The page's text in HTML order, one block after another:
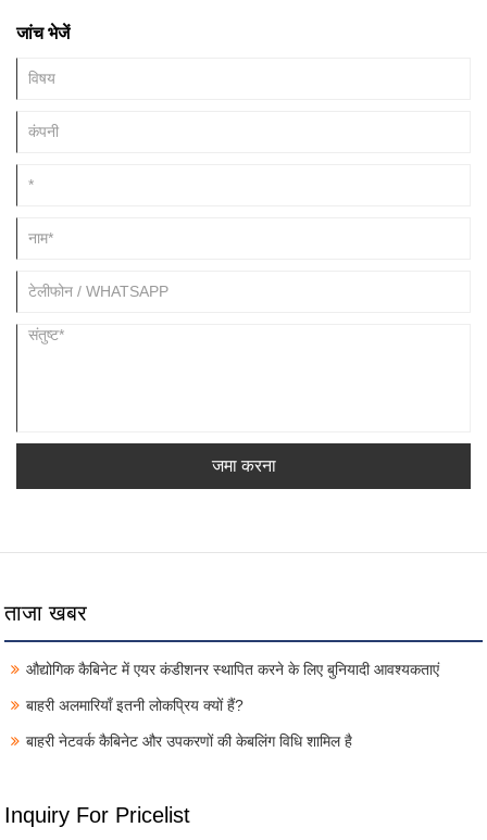
जांच भेजें
जमा करना
ताजा खबर
औद्योगिक कैबिनेट में एयर कंडीशनर स्थापित करने के लिए बुनियादी आवश्यकताएं
बाहरी अलमारियाँ इतनी लोकप्रिय क्यों हैं?
बाहरी नेटवर्क कैबिनेट और उपकरणों की केबलिंग विधि शामिल है
Inquiry For Pricelist